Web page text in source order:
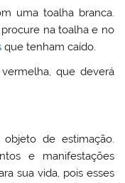
uma toalha branca.
na toalha e no
que tenham caído.
que deverá
de estimação.
e manifestações
sua vida, pois esses